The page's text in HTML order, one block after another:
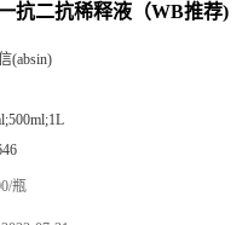
抗二抗稀释液（WB推荐)
(absin)
瓶